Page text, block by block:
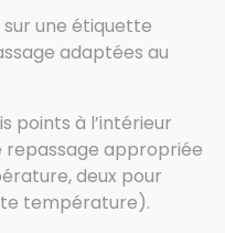
une étiquette
adaptées au
points à l’intérieur
appropriée
deux pour
température).